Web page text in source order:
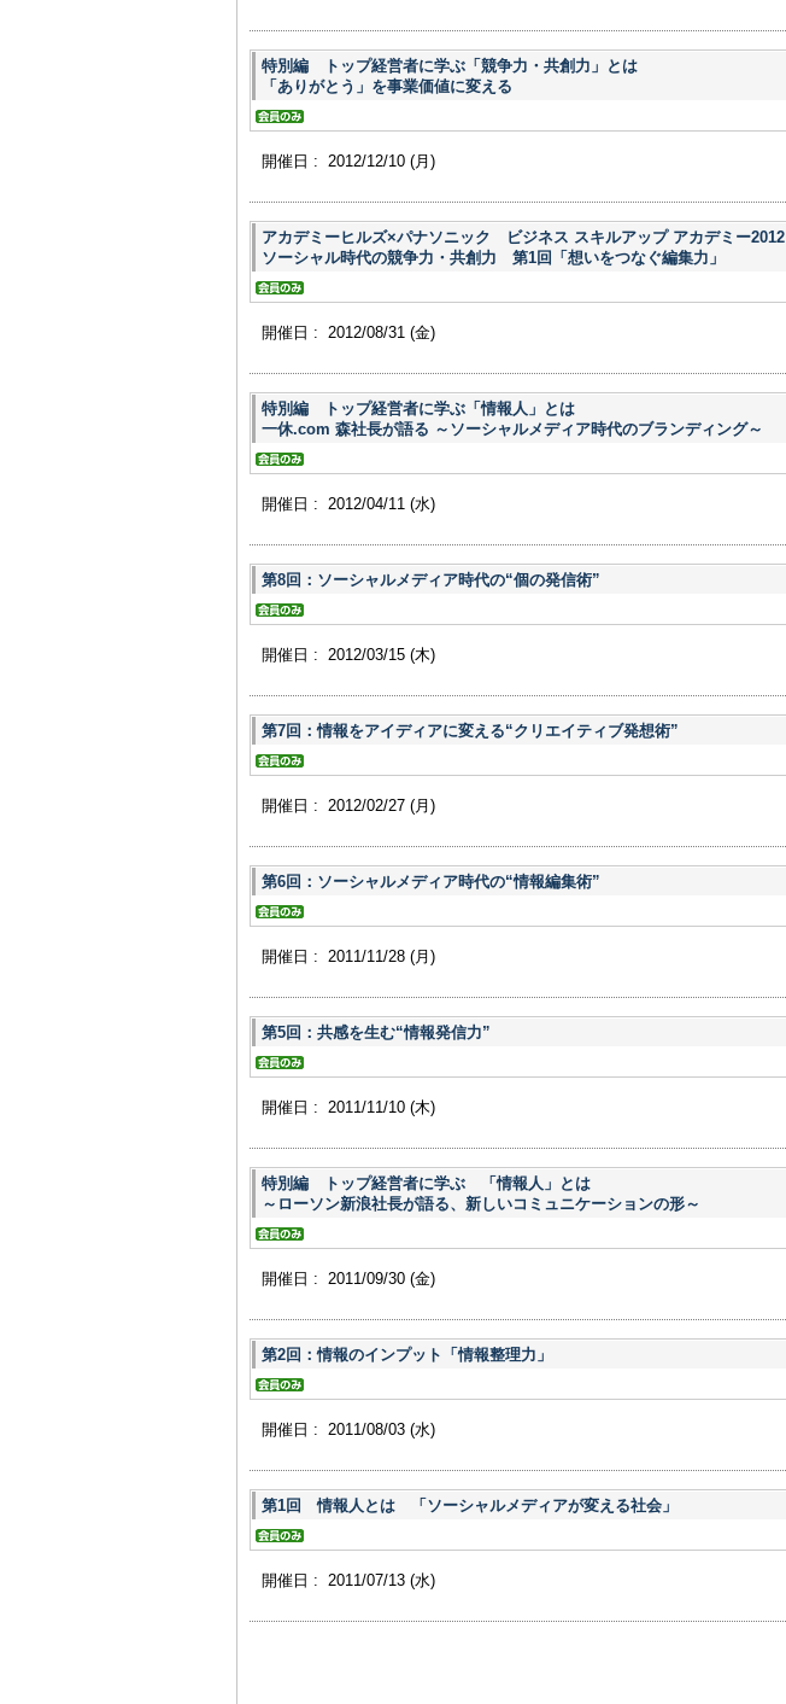
特別編 トップ経営者に学ぶ「競争力・共創力」とは
「ありがとう」を事業価値に変える
開催日 : 2012/12/10 (月)
アカデミーヒルズ×パナソニック ビジネス スキルアップ アカデミー2012
ソーシャル時代の競争力・共創力 第1回「想いをつなぐ編集力」
開催日 : 2012/08/31 (金)
特別編 トップ経営者に学ぶ「情報人」とは
一休.com 森社長が語る ～ソーシャルメディア時代のブランディング～
開催日 : 2012/04/11 (水)
第8回：ソーシャルメディア時代の“個の発信術”
開催日 : 2012/03/15 (木)
第7回：情報をアイディアに変える“クリエイティブ発想術”
開催日 : 2012/02/27 (月)
第6回：ソーシャルメディア時代の“情報編集術”
開催日 : 2011/11/28 (月)
第5回：共感を生む“情報発信力”
開催日 : 2011/11/10 (木)
特別編 トップ経営者に学ぶ 「情報人」とは
～ローソン新浪社長が語る、新しいコミュニケーションの形～
開催日 : 2011/09/30 (金)
第2回：情報のインプット「情報整理力」
開催日 : 2011/08/03 (水)
第1回 情報人とは 「ソーシャルメディアが変える社会」
開催日 : 2011/07/13 (水)